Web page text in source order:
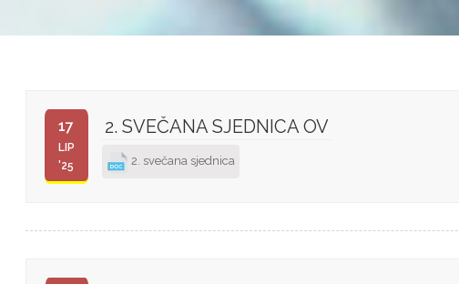
17
LIP
'25
2. SVEČANA SJEDNICA OV
2. svečana sjednica